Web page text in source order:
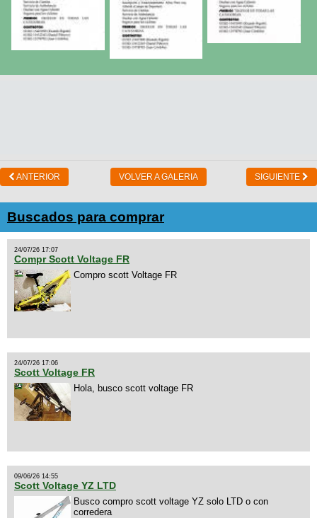
ANTERIOR VOLVER A GALERIA SIGUIENTE
Buscados para comprar
24/07/26 17:07
Compr Scott Voltage FR
Compro scott Voltage FR
24/07/26 17:06
Scott Voltage FR
Hola, busco scott voltage FR
09/06/26 14:55
Scott Voltage YZ LTD
Busco compro scott voltage YZ solo LTD o con
corredera